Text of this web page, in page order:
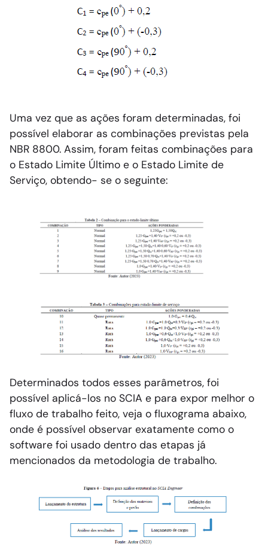
Uma vez que as ações foram determinadas, foi
possível elaborar as combinações previstas pela
NBR 8800. Assim, foram feitas combinações para
o Estado Limite Último e o Estado Limite de
Serviço, obtendo- se o seguinte:
Determinados todos esses parâmetros, foi
possível aplicá-los no SCIA e para expor melhor o
fluxo de trabalho feito, veja o fluxograma abaixo,
onde é possível observar exatamente como o
software foi usado dentro das etapas já
mencionados da metodologia de trabalho.